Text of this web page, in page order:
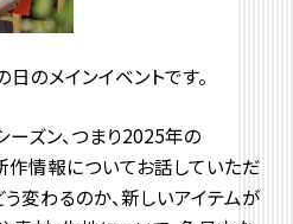
のメインイベントです。
ズン、つまり2025年の
作情報についてお話していただ
変わるのか、新しいアイテムが